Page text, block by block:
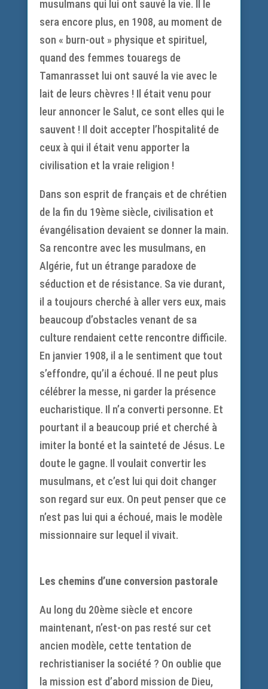
musulmans qui lui ont sauvé la vie. Il le
sera encore plus, en 1908, au moment de
son « burn-out » physique et spirituel,
quand des femmes touaregs de
Tamanrasset lui ont sauvé la vie avec le
lait de leurs chèvres ! Il était venu pour
leur annoncer le Salut, ce sont elles qui le
sauvent ! Il doit accepter l’hospitalité de
ceux à qui il était venu apporter la
civilisation et la vraie religion !
Dans son esprit de français et de chrétien
de la fin du 19ème siècle, civilisation et
évangélisation devaient se donner la main.
Sa rencontre avec les musulmans, en
Algérie, fut un étrange paradoxe de
séduction et de résistance. Sa vie durant,
il a toujours cherché à aller vers eux, mais
beaucoup d’obstacles venant de sa
culture rendaient cette rencontre difficile.
En janvier 1908, il a le sentiment que tout
s’effondre, qu’il a échoué. Il ne peut plus
célébrer la messe, ni garder la présence
eucharistique. Il n’a converti personne. Et
pourtant il a beaucoup prié et cherché à
imiter la bonté et la sainteté de Jésus. Le
doute le gagne. Il voulait convertir les
musulmans, et c’est lui qui doit changer
son regard sur eux. On peut penser que ce
n’est pas lui qui a échoué, mais le modèle
missionnaire sur lequel il vivait.
Les chemins d’une conversion pastorale
Au long du 20ème siècle et encore
maintenant, n’est-on pas resté sur cet
ancien modèle, cette tentation de
rechristianiser la société ? On oublie que
la mission est d’abord mission de Dieu,